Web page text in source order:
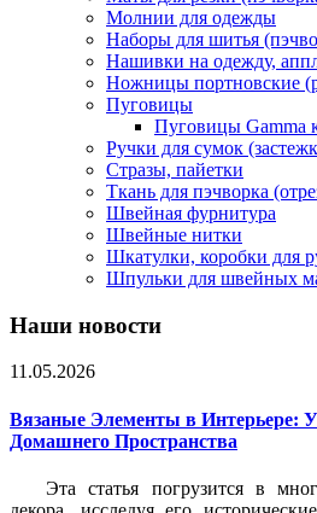
Молнии для одежды
Наборы для шитья
Нашивки на одежду,
Ножницы портновские
Пуговицы
Пуговицы Gamma
Ручки для сумок
Стразы, пайетки
Ткань для пэчворка
Швейная фурнитура
Швейные нитки
Шкатулки, коробки для
Шпульки для швейных
Наши новости
11.05.2026
Вязаные Элементы в Интерьере:
Домашнего Пространства
Эта статья погрузится в